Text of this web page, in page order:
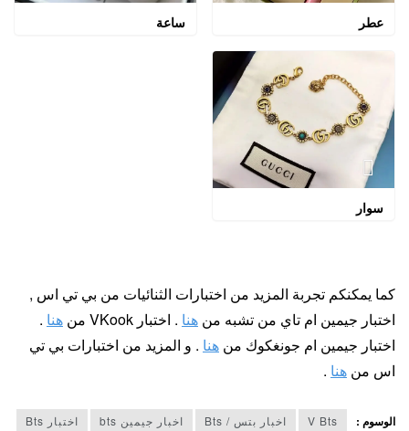
عطر ساعة
سوار
كما يمكنكم تجربة المزيد من اختبارات الثنائيات من بي تي اس ,
اختبار جيمين ام تاي من تشبه من هنا . اختبار VKook من هنا .
اختبار جيمين ام جونغكوك من هنا . و المزيد من اختبارات بي تي
اس من هنا .
الوسوم : V Bts اخبار بتس / Bts اخبار جيمين bts
اختبار Bts